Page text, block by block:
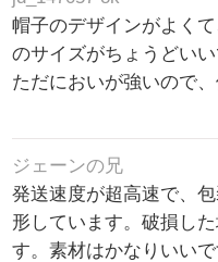
帽子のデザインがよく
のサイズがちょうどい
ただにおいが強いので
ジェーンの兄
発送速度が超高速で、
形しています。破損し
す。素材はかなりいい